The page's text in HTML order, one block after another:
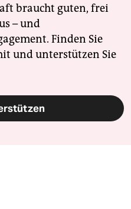
braucht guten, frei
– und
Finden Sie
und unterstützen Sie